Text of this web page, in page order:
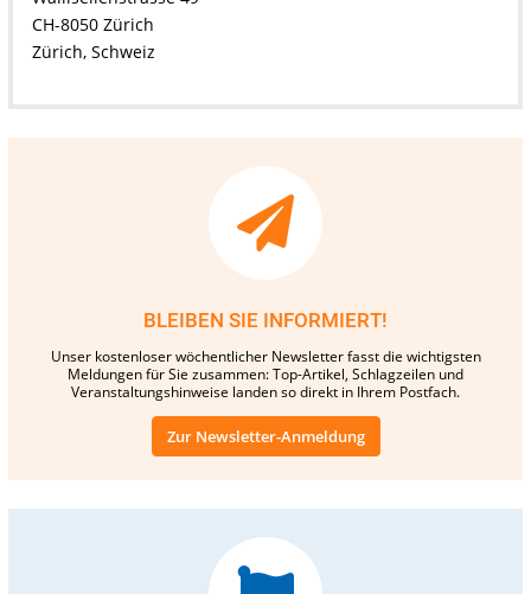
CH-8050 Zürich
Zürich, Schweiz
BLEIBEN SIE INFORMIERT!
Unser kostenloser wöchentlicher Newsletter fasst die wichtigsten
Meldungen für Sie zusammen: Top-Artikel, Schlagzeilen und
Veranstaltungshinweise landen so direkt in Ihrem Postfach.
Zur Newsletter-Anmeldung